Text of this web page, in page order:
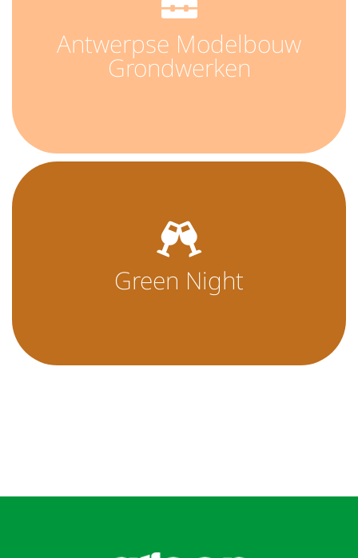
Antwerpse Modelbouw
Grondwerken
Green Night